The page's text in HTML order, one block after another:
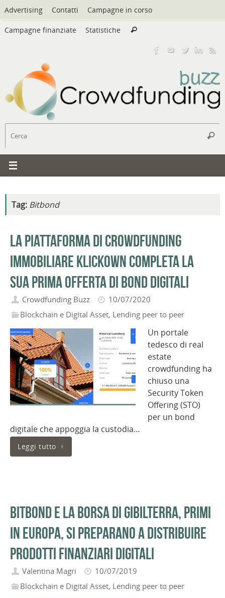
Vai
al
contenuto
Advertising Contatti Campagne in corso
Campagne finanziate Statistiche Cerca
Cerca
Tag: Bitbond
La piattaforma di crowdfunding
immobiliare KlickOwn completa la
sua prima offerta di bond digitali
Crowdfunding Buzz
10/07/2020
Blockchain e Digital Asset, Lending peer to peer
Un portale
tedesco di real
estate
crowdfunding ha
chiuso una
Security Token
Offering (STO)
per un bond
digitale che appoggia la custodia…
Leggi tutto
Bitbond e la Borsa di Gibilterra, primi
in Europa, si preparano a distribuire
prodotti finanziari digitali
Valentina Magri
10/07/2019
Blockchain e Digital Asset, Lending peer to peer